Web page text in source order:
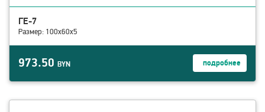
ГЕ-7
Размер: 100х60х5
973.50 BYN подробнее